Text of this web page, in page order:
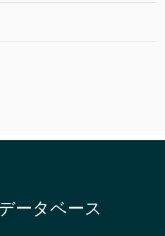
ータベース